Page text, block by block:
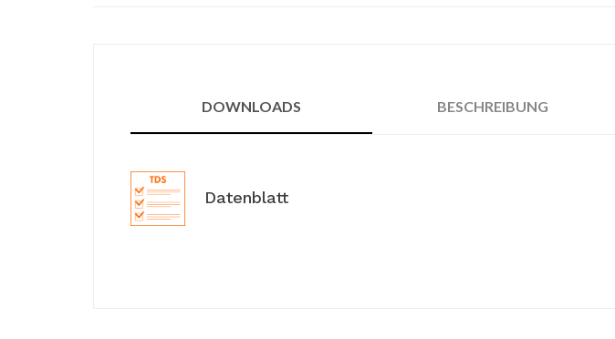
DOWNLOADS BESCHREIBUNG
Datenblatt